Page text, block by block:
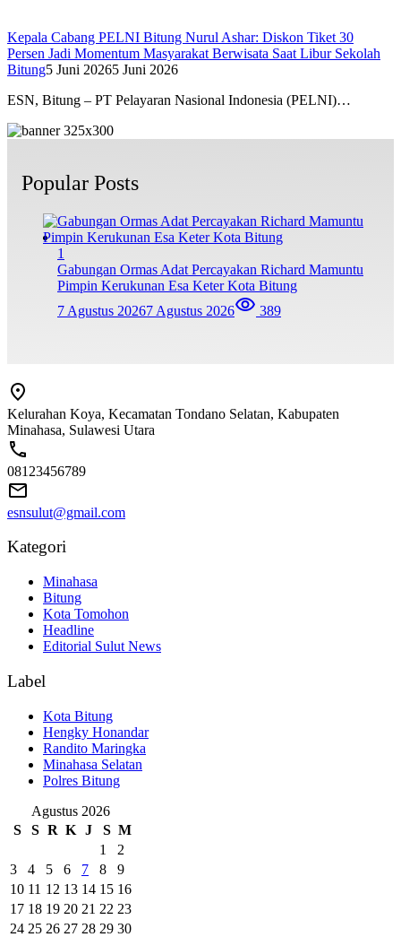
Kepala Cabang PELNI Bitung Nurul Ashar: Diskon Tiket 30
Persen Jadi Momentum Masyarakat Berwisata Saat Libur Sekolah
Bitung5 Juni 20265 Juni 2026
ESN, Bitung – PT Pelayaran Nasional Indonesia (PELNI)…
Popular Posts
1
Gabungan Ormas Adat Percayakan Richard Mamuntu
Pimpin Kerukunan Esa Keter Kota Bitung
7 Agustus 20267 Agustus 2026 389
Kelurahan Koya, Kecamatan Tondano Selatan, Kabupaten
Minahasa, Sulawesi Utara
08123456789
esnsulut@gmail.com
Kategori
Minahasa
Bitung
Kota Tomohon
Headline
Editorial Sulut News
Label
Kota Bitung
Hengky Honandar
Randito Maringka
Minahasa Selatan
Polres Bitung
Agustus 2026
S
S R K J S M
1
2
3
4 5 6 7 8
9
10 11 12 13 14 15 16
17 18 19 20 21 22 23
24 25 26 27 28 29 30